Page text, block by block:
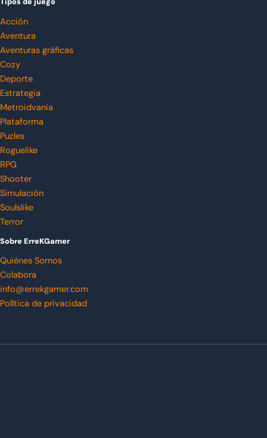
Acción
Aventura
Aventuras gráficas
Cozy
Deporte
Estrategia
Metroidvania
Plataforma
Puzles
Roguelike
RPG
Shooter
Simulación
Soulslike
Terror
Sobre ErreKGamer
Quiénes Somos
Colabora
info@errekgamer.com
Política de privacidad